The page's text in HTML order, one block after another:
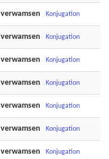
verwamsen Konjugation
verwamsen Konjugation
verwamsen Konjugation
verwamsen Konjugation
verwamsen Konjugation
verwamsen Konjugation
verwamsen Konjugation